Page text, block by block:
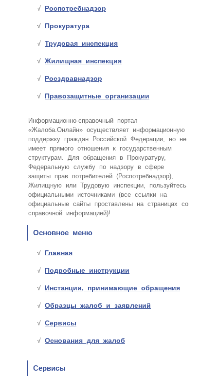
Роспотребнадзор
Прокуратура
Трудовая инспекция
Жилищная инспекция
Росздравнадзор
Правозащитные организации
Информационно-справочный портал
«Жалоба.Онлайн» осуществляет информационную
поддержку граждан Российской Федерации, но не
имеет прямого отношения к государственным
структурам. Для обращения в Прокуратуру,
Федеральную службу по надзору в сфере
защиты прав потребителей (Роспотребнадзор),
Жилищную или Трудовую инспекции, пользуйтесь
официальными источниками (все ссылки на
официальные сайты проставлены на страницах со
справочной информацией)!
Основное меню
Главная
Подробные инструкции
Инстанции, принимающие обращения
Образцы жалоб и заявлений
Сервисы
Основания для жалоб
Сервисы